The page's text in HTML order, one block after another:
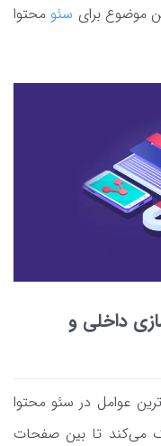
موضوع برای سئو محتوا
داخلی و
عوامل در سئو محتوا
می‌کند تا بین صفحات